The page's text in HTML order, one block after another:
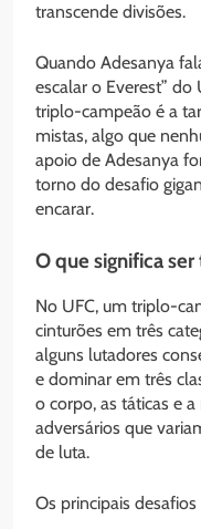
transcende divisões.
Quando Adesanya
escalar o Everest” do
triplo-campeão é a
mistas, algo que
apoio de Adesanya
torno do desafio
encarar.
O que significa
No UFC, um triplo-
cinturões em três
alguns lutadores
e dominar em três
o corpo, as táticas e
adversários que
de luta.
Os principais desafios